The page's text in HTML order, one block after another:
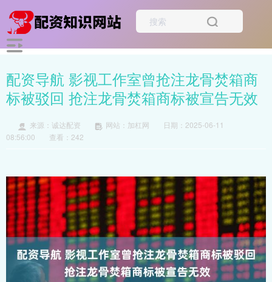
配资导航 影视工作室曾抢注龙骨焚箱商
标被驳回 抢注龙骨焚箱商标被宣告无效
来源：诚达配资 网站：加杠网
日期：2025-06-11
08:56:00
查看：242